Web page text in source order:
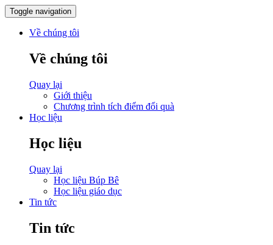
Toggle navigation
Về chúng tôi
Về chúng tôi
Quay lại
Giới thiệu
Chương trình tích điểm đổi quà
Học liệu
Học liệu
Quay lại
Học liệu Búp Bê
Học liệu giáo dục
Tin tức
Tin tức